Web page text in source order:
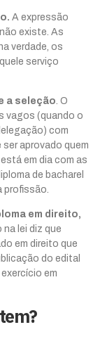
A expressão
existe. As
verdade, os
serviço
a seleção . O
vagos (quando o
com
aprovado quem
em dia com as
de bacharel
profissão.
em direito,
na lei diz que
em direito que
do edital
em